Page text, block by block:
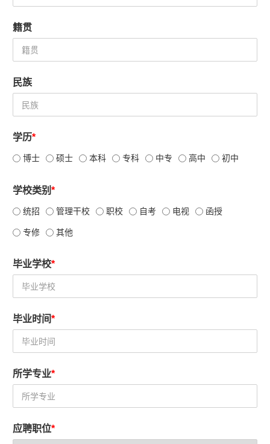
籍贯
民族
学历*
博士 硕士 本科 专科 中专 高中 初中
学校类别 *
统招 管理干校 职校 自考 电视 函授
专修 其他
毕业学校*
毕业时间*
所学专业*
应聘职位*